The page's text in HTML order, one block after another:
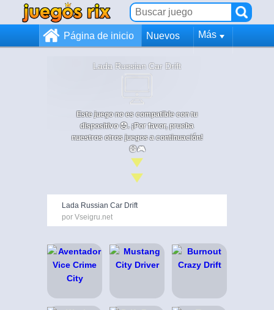
Página de inicio Nuevos Más
Lada Russian Car Drift
Este juego no es compatible con tu
dispositivo 😞. ¡Por favor, prueba
nuestros otros juegos a continuación!
😄🎮
Lada Russian Car Drift
por Vseigru.net